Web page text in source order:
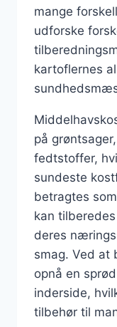
mange
udforske
kartoflernes
på
fedtstoffer,
sundeste
betragtes
kan
deres
smag. Ved at
opnå en
inderside,
tilbehør til